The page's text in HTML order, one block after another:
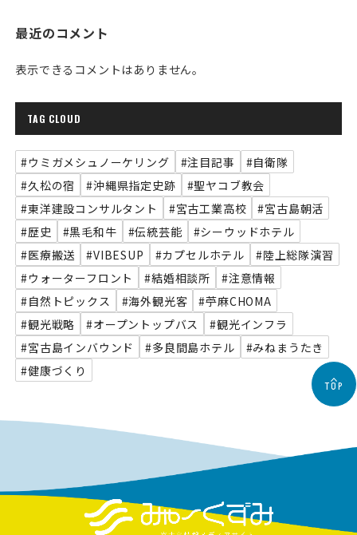
最近のコメント
表示できるコメントはありません。
TAG CLOUD
#ウミガメシュノーケリング #注目記事
#自衛隊
#久松の宿
#沖縄県指定史跡
#聖ヤコブ教会
#東洋建設コンサルタント
#宮古工業高校
#宮古島朝活
#歴史
#黒毛和牛 #伝統芸能
#シーウッドホテル
#医療搬送
#VIBESUP #カプセルホテル
#陸上総隊演習
#ウォーターフロント
#結婚相談所
#注意情報
#自然トピックス
#海外観光客
#苧麻CHOMA
#観光戦略
#オープントップバス
#観光インフラ
#宮古島インバウンド
#多良間島ホテル
#みねまうたき
#健康づくり
TOP